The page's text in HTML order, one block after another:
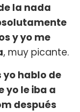
la nada
y yo me
, muy picante.
yo hablo de
yo le iba a
después